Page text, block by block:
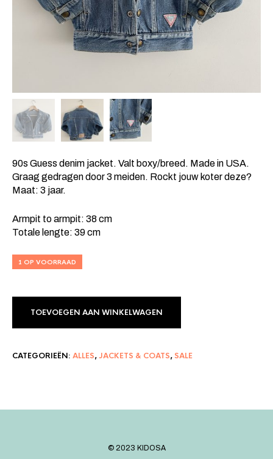
90s Guess denim jacket. Valt boxy/breed. Made in USA.
Graag gedragen door 3 meiden. Rockt jouw koter deze?
Maat: 3 jaar.
Armpit to armpit: 38 cm
Totale lengte: 39 cm
1 OP VOORRAAD
TOEVOEGEN AAN WINKELWAGEN
CATEGORIEËN: ALLES,JACKETS & COATS,SALE
©️ 2023 KIDOSA